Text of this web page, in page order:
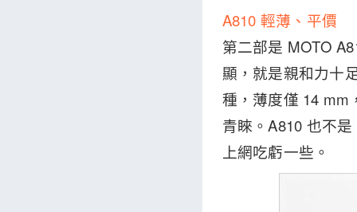
A810 輕薄、平價
第二部是 MOTO
顯，就是親和力十
種，薄度僅 14 mm
青睞。A810 也不
上網吃虧一些。